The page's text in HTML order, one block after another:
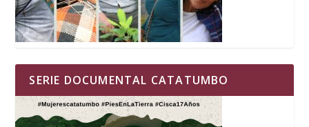
SERIE DOCUMENTAL CATATUMBO